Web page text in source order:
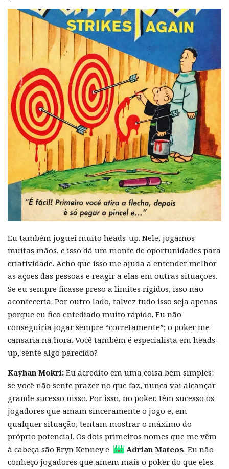
Eu também joguei muito heads-up. Nele, jogamos
muitas mãos, e isso dá um monte de oportunidades para
criatividade. Acho que isso me ajuda a entender melhor
as ações das pessoas e reagir a elas em outras situações.
Se eu sempre ficasse preso a limites rígidos, isso não
aconteceria. Por outro lado, talvez tudo isso seja apenas
porque eu fico entediado muito rápido. Eu não
conseguiria jogar sempre “corretamente”; o poker me
cansaria na hora. Você também é especialista em heads-
up, sente algo parecido?
Kayhan Mokri: Eu acredito em uma coisa bem simples:
se você não sente prazer no que faz, nunca vai alcançar
grande sucesso nisso. Por isso, no poker, têm sucesso os
jogadores que amam sinceramente o jogo e, em
qualquer situação, tentam mostrar o máximo do
próprio potencial. Os dois primeiros nomes que me vêm
à cabeça são Bryn Kenney e
Adrian Mateos. Eu não
conheço jogadores que amem mais o poker do que eles.